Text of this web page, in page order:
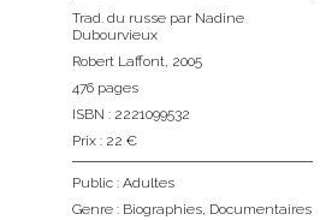
Trad. du russe par Nadine
Dubourvieux
Robert Laffont, 2005
476 pages
ISBN : 2221099532
Prix : 22 €
Public : Adultes
Genre : Biographies, Documentaires